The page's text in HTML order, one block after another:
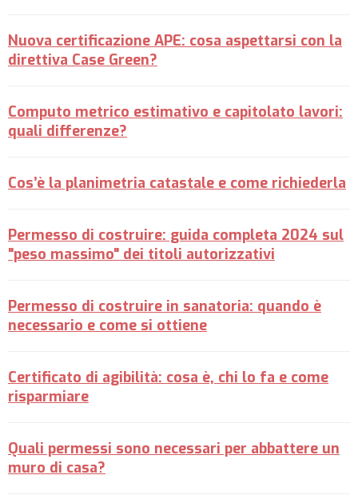
Nuova certificazione APE: cosa aspettarsi con la
direttiva Case Green?
Computo metrico estimativo e capitolato lavori:
quali differenze?
Cos’è la planimetria catastale e come richiederla
Permesso di costruire: guida completa 2024 sul
"peso massimo" dei titoli autorizzativi
Permesso di costruire in sanatoria: quando è
necessario e come si ottiene
Certificato di agibilità: cosa è, chi lo fa e come
risparmiare
Quali permessi sono necessari per abbattere un
muro di casa?